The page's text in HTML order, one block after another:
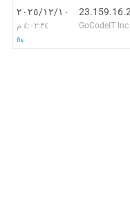
١٠‏/١٢‏/٢٠٢٥
٤:٠٢:٣٤ م
0s
GoCodeIT Inc